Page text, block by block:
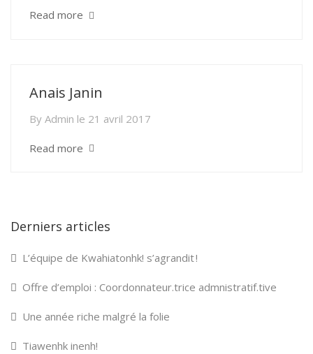
Read more
Anais Janin
By Admin le 21 avril 2017
Read more
Derniers articles
L’équipe de Kwahiatonhk! s’agrandit !
Offre d’emploi : Coordonnateur.trice admnistratif.tive
Une année riche malgré la folie
Tiawenhk inenh!